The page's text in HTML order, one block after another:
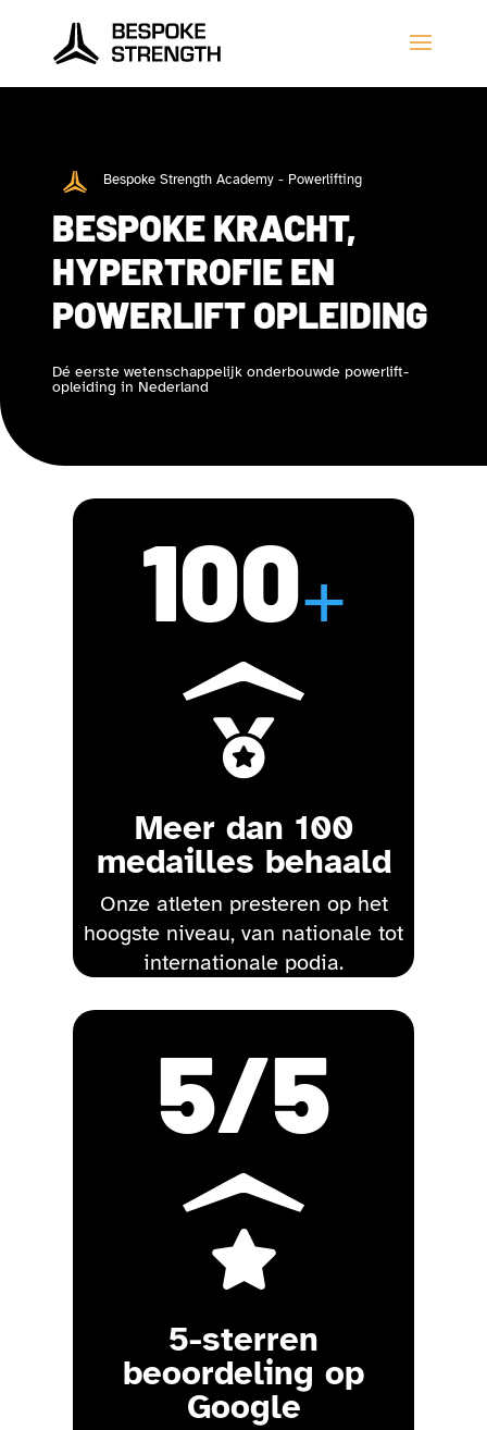
Bespoke Strength Academy - Powerlifting
BESPOKE KRACHT,
HYPERTROFIE EN
POWERLIFT OPLEIDING
Dé eerste wetenschappelijk onderbouwde powerlift-
opleiding in Nederland
100+

Meer dan 100
medailles behaald
Onze atleten presteren op het
hoogste niveau, van nationale tot
internationale podia.
5/5

5-sterren
beoordeling op
Google